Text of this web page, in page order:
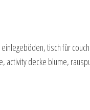
tisch für
activity decke blume,